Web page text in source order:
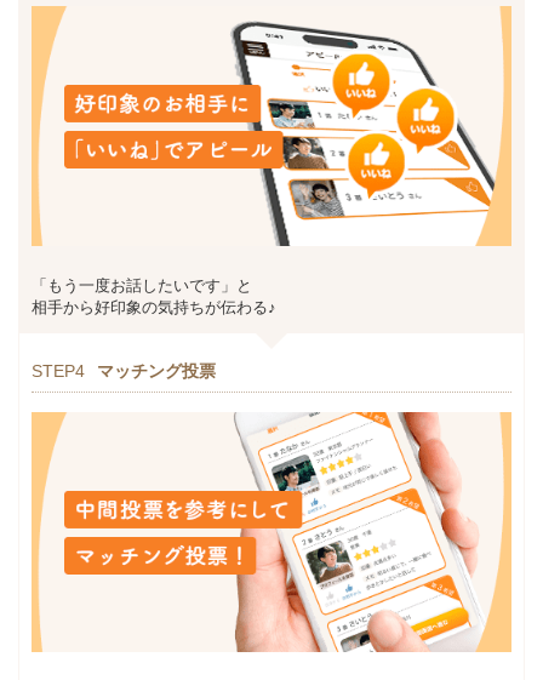
「もう一度お話したいです」と
相手から好印象の気持ちが伝わる♪
STEP4 マッチング投票